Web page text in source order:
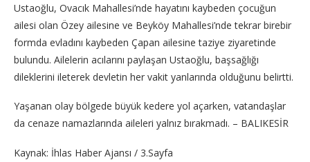
Ustaoğlu, Ovacık Mahallesi’nde hayatını kaybeden çocuğun
ailesi olan Özey ailesine ve Beyköy Mahallesi’nde tekrar birebir
formda evladını kaybeden Çapan ailesine taziye ziyaretinde
bulundu. Ailelerin acılarını paylaşan Ustaoğlu, başsağlığı
dileklerini ileterek devletin her vakit yanlarında olduğunu belirtti.
Yaşanan olay bölgede büyük kedere yol açarken, vatandaşlar
da cenaze namazlarında aileleri yalnız bırakmadı. – BALIKESİR
Kaynak: İhlas Haber Ajansı / 3.Sayfa